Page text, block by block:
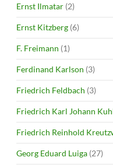
Ernst Ilmatar (2)
Ernst Kitzberg (6)
F. Freimann (1)
Ferdinand Karlson (3)
Friedrich Feldbach (3)
Friedrich Karl Johann
Friedrich Reinhold
Georg Eduard Luiga (27)